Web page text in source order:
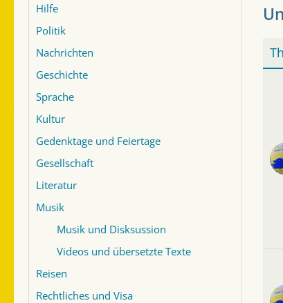
Hilfe
Politik
Nachrichten
Geschichte
Sprache
Kultur
Gedenktage und Feiertage
Gesellschaft
Literatur
Musik
Musik und Disksussion
Videos und übersetzte Texte
Reisen
Rechtliches und Visa